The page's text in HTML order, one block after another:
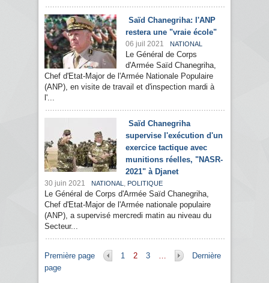
Saïd Chanegriha: l'ANP
restera une "vraie école"
06 juil 2021 NATIONAL
Le Général de Corps
d'Armée Saïd Chanegriha,
Chef d'Etat-Major de l'Armée Nationale Populaire
(ANP), en visite de travail et d'inspection mardi à
l'...
Saïd Chanegriha
supervise l'exécution d'un
exercice tactique avec
munitions réelles, "NASR-
2021" à Djanet
30 juin 2021 NATIONAL , POLITIQUE
Le Général de Corps d'Armée Saïd Chanegriha,
Chef d'Etat-Major de l'Armée nationale populaire
(ANP), a supervisé mercredi matin au niveau du
Secteur...
Pages
Première page 1 2 3 …
Dernière
page